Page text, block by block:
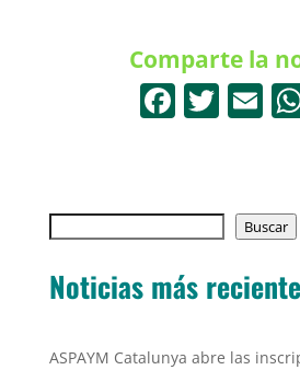
Comparte la
F
e
b
o
o
k
T
er
E
l
Buscar
Noticias más
ASPAYM Catalunya abre las